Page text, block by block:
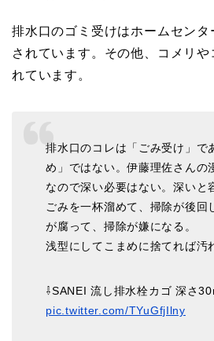
排水口のゴミ受けはホームセンタ
されています。その他、コメリや
れています。
排水口のコレは「ごみ受け」で
め」ではない。伊藤理佐さんの
なので深い必要はない。深いと
ごみを一杯溜めて、掃除が後回
が腐って、掃除が嫌になる。
浅型にしてこまめに捨てれば汚
⇩SANEI 流し排水栓カゴ 深さ
pic.twitter.com/TYuGfjIlny